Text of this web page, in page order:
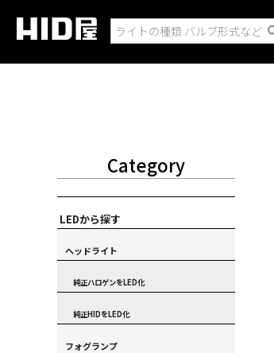
Category
LEDから探す
ヘッドライト
純正ハロゲンをLED化
純正HIDをLED化
フォグランプ